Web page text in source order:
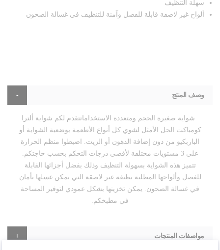
سهلة التنظيف
ألواح غير لاصقة قابلة للفصل وآمنة للتنظيف في غسالة الصحون
وصف المنتج
شواية صغيرة الحجم ومتعددة الاستخداماتتقدم لكم شواية ألترا
كومباكت الحل الأمثل لشوي كل أنواع الأطعمة بوضعية الشواية أو
الباربكيو من دون إضافة الدهون أو الزيت. اضبطوا منظم الحرارة
على 3 مستويات مختلفة لأقصى درجات التحكم بحسب حاجتكم.
تتميز هذه الشواية بسهولة التنظيف وذلك بفضل أجزائها القابلة
للفصل وألواحها المطلية بطبقة غير لاصقة التي يمكن غسلها بأمان
في غسالة الصحون. يمكن تخزينها بشكل عمودي لتوفير المساحة
في مطبخكم.
مواصفات المنتجات